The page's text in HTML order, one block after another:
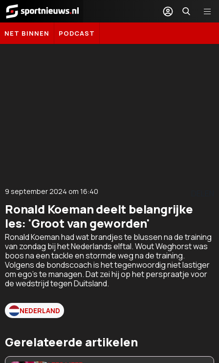
Sportnieuws.nl
NET BINNEN PODCAST
9 september 2024 om 16:40
Ronald Koeman deelt belangrijke
les: 'Groot van geworden'
Ronald Koeman had wat brandjes te blussen na de training
van zondag bij het Nederlands elftal. Wout Weghorst was
boos na een tackle en stormde weg na de training.
Volgens de bondscoach is het tegenwoordig niet lastiger
om ego's te managen. Dat zei hij op het perspraatje voor
de wedstrijd tegen Duitsland.
NEDERLAND
Gerelateerde artikelen